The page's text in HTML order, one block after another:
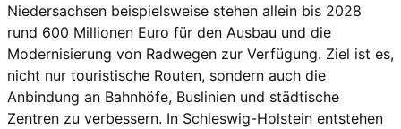
Niedersachsen beispielsweise stehen allein bis 2028
rund 600 Millionen Euro für den Ausbau und die
Modernisierung von Radwegen zur Verfügung. Ziel ist es,
nicht nur touristische Routen, sondern auch die
Anbindung an Bahnhöfe, Buslinien und städtische
Zentren zu verbessern. In Schleswig-Holstein entstehen